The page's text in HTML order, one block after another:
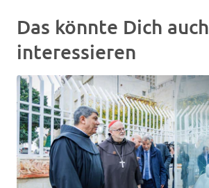
Das könnte Dich auch
interessieren